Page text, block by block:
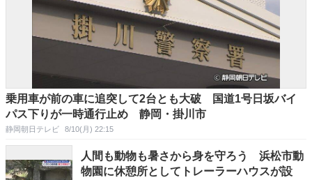
乗用車が前の車に追突して2台とも大破 国道1号日坂バイ
パス下りが一時通行止め 静岡・掛川市
静岡朝日テレビ 8/10(月) 22:15
人間も動物も暑さから身を守ろう 浜松市動
物園に休憩所としてトレーラーハウスが設